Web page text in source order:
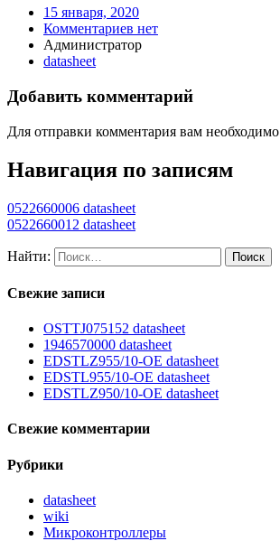
15 января, 2020
Комментариев нет
Администратор
datasheet
Добавить комментарий
Для отправки комментария вам необходимо
Навигация по записям
0522660006 datasheet
0522660012 datasheet
Найти:
Свежие записи
OSTTJ075152 datasheet
1946570000 datasheet
EDSTLZ955/10-OE datasheet
EDSTL955/10-OE datasheet
EDSTLZ950/10-OE datasheet
Свежие комментарии
Рубрики
datasheet
wiki
Микроконтроллеры